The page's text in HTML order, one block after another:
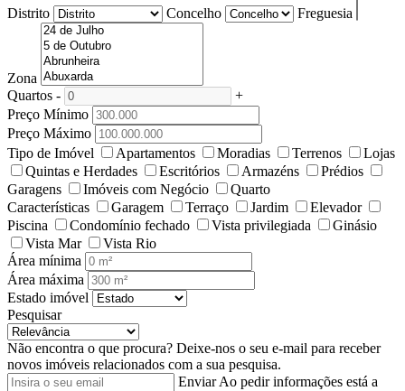
Distrito Concelho Freguesia
Zona
Quartos -
+
Preço Mínimo
Preço Máximo
Tipo de Imóvel
Apartamentos Moradias Terrenos
Lojas
Quintas e Herdades
Escritórios Armazéns
Prédios
Garagens
Imóveis com Negócio
Quarto
Características
Garagem Terraço Jardim
Elevador
Piscina
Condomínio fechado Vista privilegiada
Ginásio
Vista Mar
Vista Rio
Área mínima
Área máxima
Estado imóvel
Pesquisar
Não encontra o que procura? Deixe-nos o seu e-mail para receber
novos imóveis relacionados com a sua pesquisa.
Enviar Ao pedir informações está a